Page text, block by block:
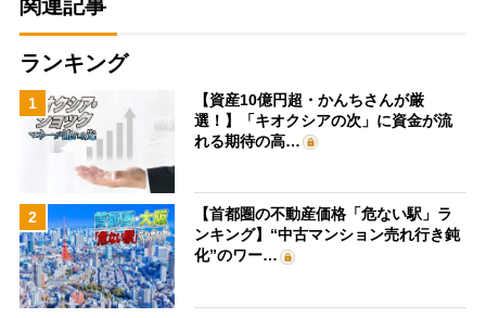
関連記事
ランキング
1
【資産10億円超・かんちさんが厳
選！】「キオクシアの次」に資金が流
れる期待の高…
2
【首都圏の不動産価格「危ない駅」ラ
ンキング】“中古マンション売れ行き鈍
化”のワー…